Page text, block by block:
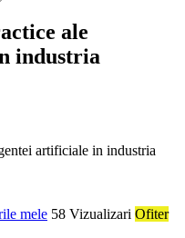
ale
industria
artificiale in industria
mele 58 Vizualizari Ofiter